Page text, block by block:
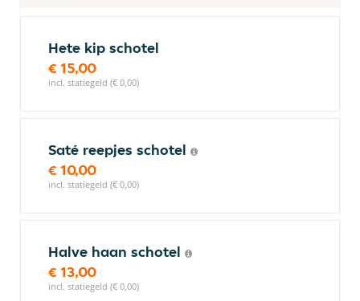
Hete kip schotel
€ 15,00
incl. statiegeld (€ 0,00)
Saté reepjes schotel
€ 10,00
incl. statiegeld (€ 0,00)
Halve haan schotel
€ 13,00
incl. statiegeld (€ 0,00)